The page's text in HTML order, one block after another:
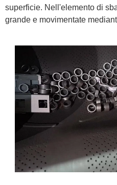
superficie. Nell'elemento di
grande e movimentate